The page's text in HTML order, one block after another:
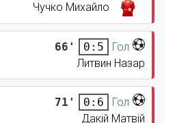
Чучко Михайло
66' 0:5
Гол
Литвин Назар
71' 0:6
Гол
Дакій Матвій